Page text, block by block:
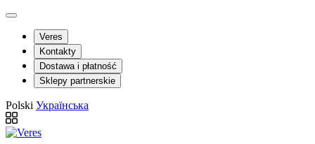
Veres
Kontakty
Dostawa i płatność
Sklepy partnerskie
Polski Українська